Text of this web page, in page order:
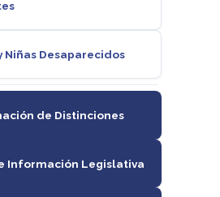
Niñas Desaparecidos
de Distinciones
Información Legislativa